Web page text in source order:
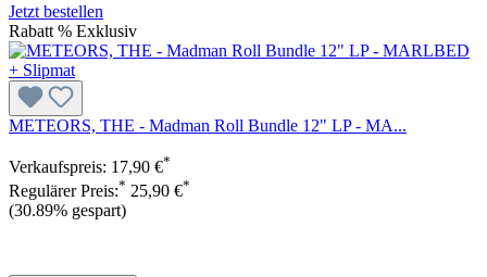
Jetzt bestellen
Rabatt % Exklusiv
METEORS, THE - Madman Roll Bundle 12" LP - MA...
Verkaufspreis: 17,90 €*
Regulärer Preis:* 25,90 €*
(30.89% gespart)